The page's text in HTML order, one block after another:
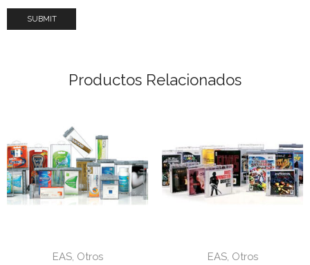
Productos Relacionados
EAS, Otros EAS, Otros